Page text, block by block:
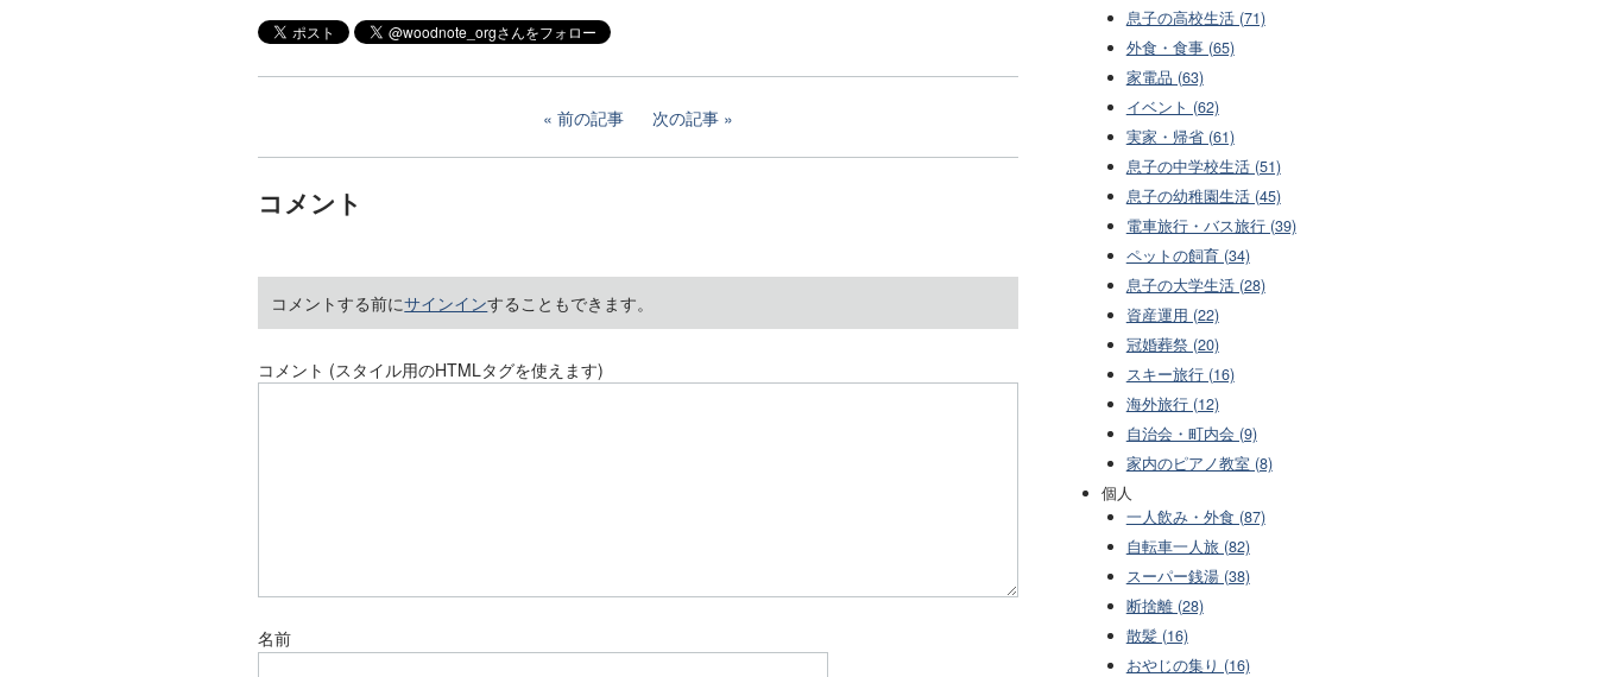
前の記事 次の記事
コメント
コメントする前にサインインすることもできます。
コメント (スタイル用のHTMLタグを使えます)
名前
息子の高校生活 (71)
外食・食事 (65)
家電品 (63)
イベント (62)
実家・帰省 (61)
息子の中学校生活 (51)
息子の幼稚園生活 (45)
電車旅行・バス旅行 (39)
ペットの飼育 (34)
息子の大学生活 (28)
資産運用 (22)
冠婚葬祭 (20)
スキー旅行 (16)
海外旅行 (12)
自治会・町内会 (9)
家内のピアノ教室 (8)
個人
一人飲み・外食 (87)
自転車一人旅 (82)
スーパー銭湯 (38)
断捨離 (28)
散髪 (16)
おやじの集り (16)